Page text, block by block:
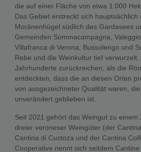
die auf einer Fläche von etwa 1.000
Das Gebiet erstreckt sich hauptsächlich
Moränenhügel südlich des Gardasees
Gemeinden Sommacampagna,
Villafranca di Verona, Bussolengo und
Rebe und die Weinkultur tief verwurzelt.
Jahrhunderte zurückreichen, als die
entdeckten, dass die an diesen Orten
von ausgezeichneter Qualität waren,
unverändert geblieben ist.
Seit 2021 gehört das Weingut zu einem
dreier veroneser Weingüter (der
Cantina di Custoza und der Cantina
Cooperative nennt sich seitdem Cantine